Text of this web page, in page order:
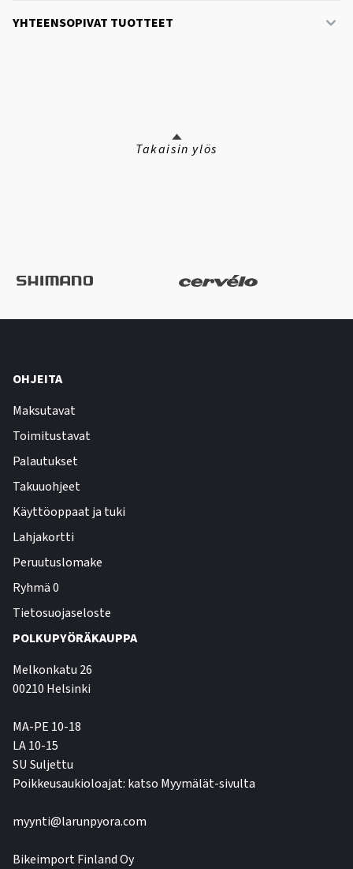
YHTEENSOPIVAT TUOTTEET
Takaisin ylös
OHJEITA
Maksutavat
Toimitustavat
Palautukset
Takuuohjeet
Käyttöoppaat ja tuki
Lahjakortti
Peruutuslomake
Ryhmä 0
Tietosuojaseloste
POLKUPYÖRÄKAUPPA
Melkonkatu 26
00210 Helsinki
MA-PE 10-18
LA 10-15
SU Suljettu
Poikkeusaukioloajat: katso Myymälät-sivulta
myynti@larunpyora.com
Bikeimport Finland Oy